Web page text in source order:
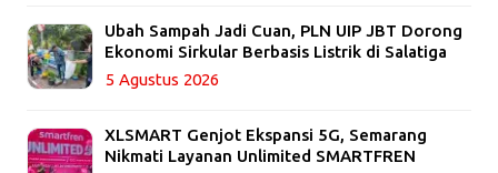
Ubah Sampah Jadi Cuan, PLN UIP JBT Dorong
Ekonomi Sirkular Berbasis Listrik di Salatiga
5 Agustus 2026
XLSMART Genjot Ekspansi 5G, Semarang
Nikmati Layanan Unlimited SMARTFREN